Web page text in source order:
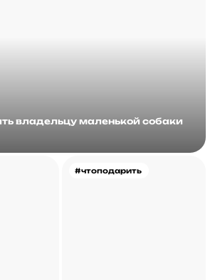
владельцу маленькой собаки
#чтоподарить